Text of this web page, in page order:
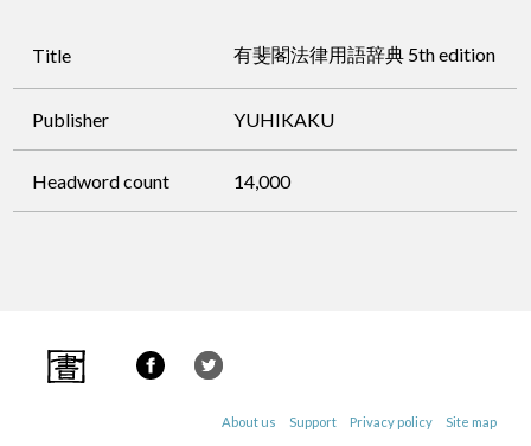
Title 有斐閣法律用語辞典 5th edition
Publisher YUHIKAKU
Headword count 14,000
About us Support Privacy policy Site map